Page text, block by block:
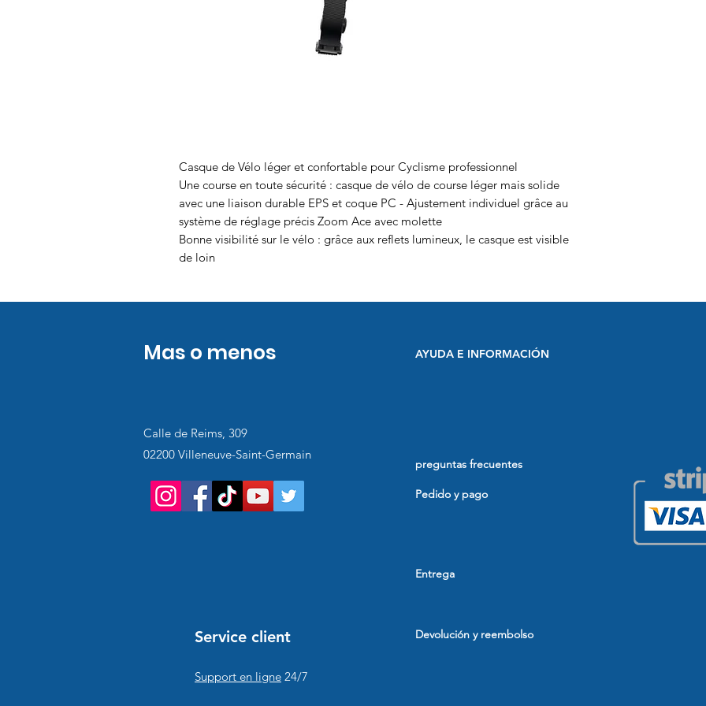
Casque de Vélo léger et confortable pour Cyclisme professionnel
Une course en toute sécurité : casque de vélo de course léger mais solide
avec une liaison durable EPS et coque PC - Ajustement individuel grâce au
système de réglage précis Zoom Ace avec molette
Bonne visibilité sur le vélo : grâce aux reflets lumineux, le casque est visible
de loin
Mas o menos AYUDA E INFORMACIÓN
Calle de Reims, 309
02200 Villeneuve-Saint-Germain
preguntas frecuentes
Pedido y pago
Entrega
Service client Devolución y reembolso
Support en ligne 24/7